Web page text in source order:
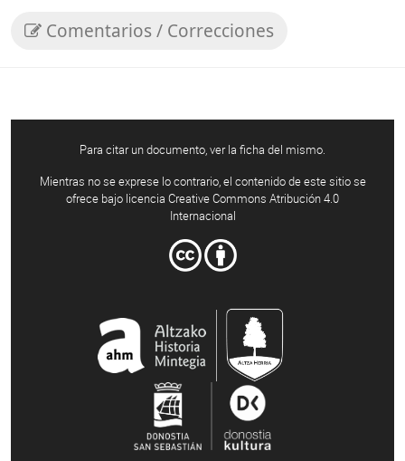
Comentarios / Correcciones
Para citar un documento, ver la ficha del mismo.
Mientras no se exprese lo contrario, el contenido de este sitio se
ofrece bajo licencia Creative Commons Atribución 4.0
Internacional